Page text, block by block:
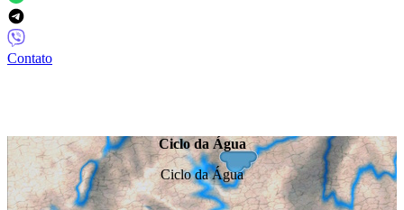
Contato
Ciclo da Água
Ciclo da Água